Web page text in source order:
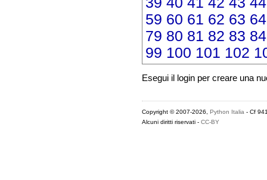
59 60 61 62 63 64
79 80 81 82 83 84
99 100 101 102
Esegui il login per creare una
Copyright © 2007-2026, Python Italia - Cf
Alcuni diritti riservati - CC-BY